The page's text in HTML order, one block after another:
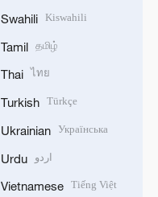
Swahili Kiswahili
Tamil தமிழ்
Thai ไทย
Turkish Türkçe
Ukrainian Українська
Urdu اردو
Vietnamese Tiếng Việt